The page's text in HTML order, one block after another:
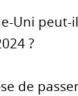
Uni peut-
?
de